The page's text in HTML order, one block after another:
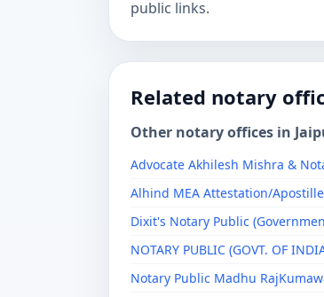
public links.
Related notary
Other notary offices in
Advocate Akhilesh Mishra &
Alhind MEA Attestation/
Dixit's Notary Public
NOTARY PUBLIC (GOVT. OF
Notary Public Madhu